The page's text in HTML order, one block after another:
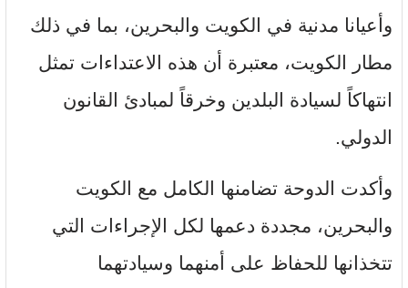
وأعيانا مدنية في الكويت والبحرين، بما في ذلك
مطار الكويت، معتبرة أن هذه الاعتداءات تمثل
انتهاكاً لسيادة البلدين وخرقاً لمبادئ القانون
الدولي.
وأكدت الدوحة تضامنها الكامل مع الكويت
والبحرين، مجددة دعمها لكل الإجراءات التي
تتخذانها للحفاظ على أمنهما وسيادتهما